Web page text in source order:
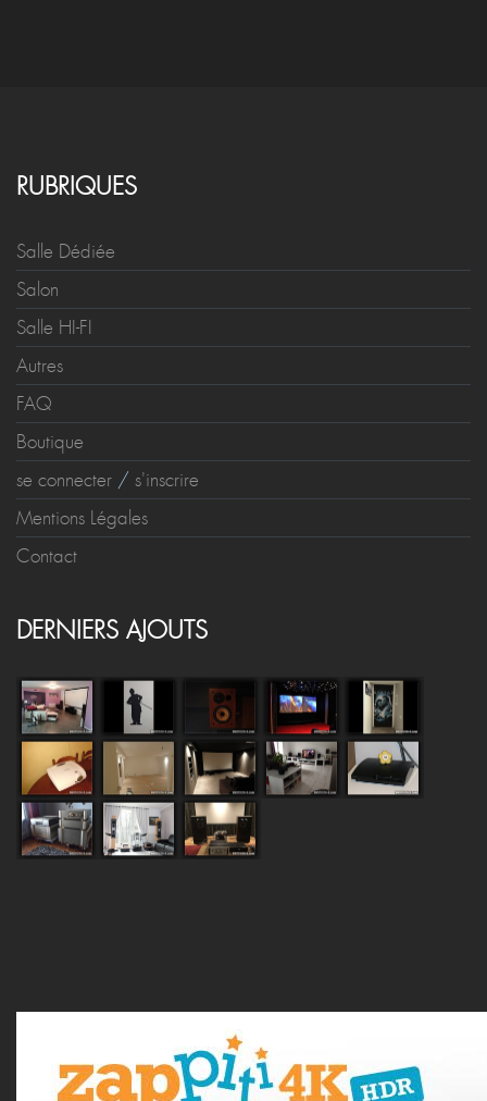
RUBRIQUES
Salle Dédiée
Salon
Salle HI-FI
Autres
FAQ
Boutique
se connecter / s'inscrire
Mentions Légales
Contact
DERNIERS AJOUTS